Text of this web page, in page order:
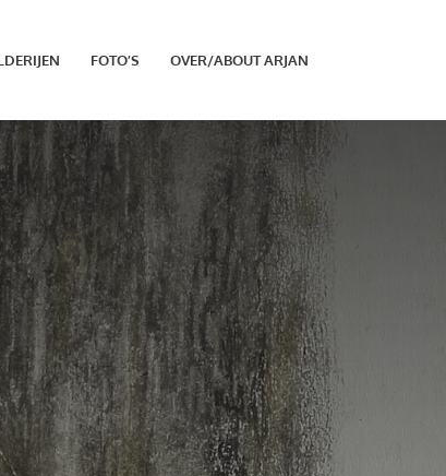
FOTO’S OVER/ABOUT ARJAN